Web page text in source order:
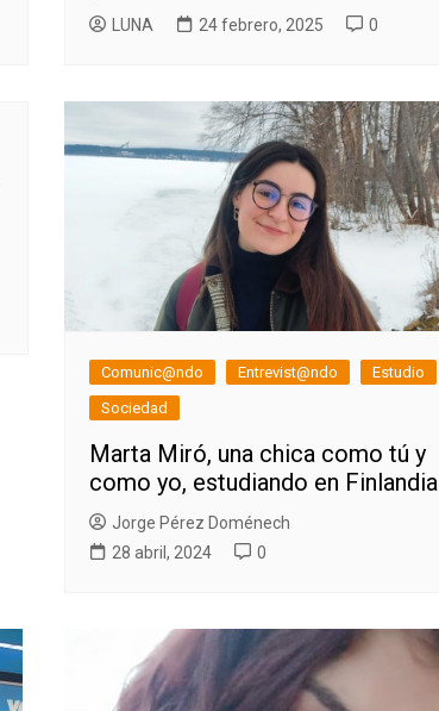
LUNA 24 febrero, 2025 0
Comunic@ndo Entrevist@ndo
Estudio
Sociedad
Marta Miró, una chica como tú y
como yo, estudiando en Finlandia
Jorge Pérez Doménech
28 abril, 2024
0